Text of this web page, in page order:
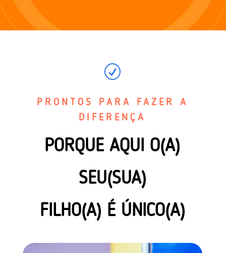
R
PRONTOS PARA FAZER A
DIFERENÇA
PORQUE AQUI O(A)
SEU(SUA)
FILHO(A) É ÚNICO(A)